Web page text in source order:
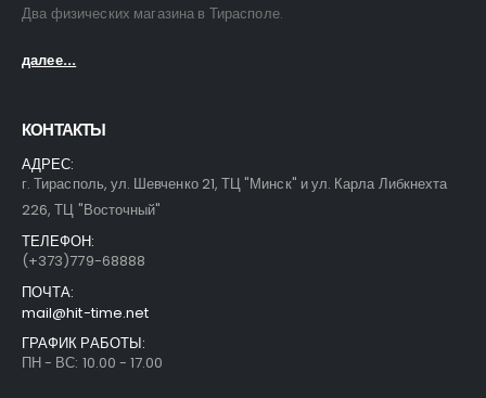
Два физических магазина в Тирасполе.
далее...
КОНТАКТЫ
АДРЕС:
г. Тирасполь, ул. Шевченко 21, ТЦ "Минск" и ул. Карла Либкнехта
226, ТЦ "Восточный"
ТЕЛЕФОН:
(+373)779-68888
ПОЧТА:
mail@hit-time.net
ГРАФИК РАБОТЫ:
ПН - ВС: 10.00 - 17.00